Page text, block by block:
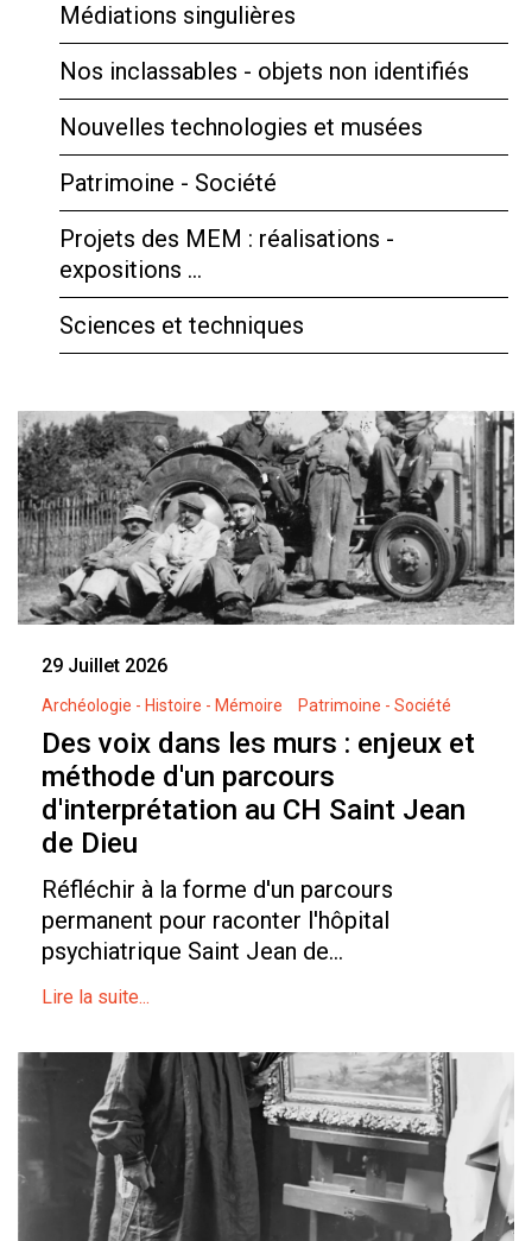
Médiations singulières
Nos inclassables - objets non identifiés
Nouvelles technologies et musées
Patrimoine - Société
Projets des MEM : réalisations -
expositions …
Sciences et techniques
29 Juillet 2026
Archéologie - Histoire - Mémoire Patrimoine - Société
Des voix dans les murs : enjeux et
méthode d'un parcours
d'interprétation au CH Saint Jean
de Dieu
Réfléchir à la forme d'un parcours
permanent pour raconter l'hôpital
psychiatrique Saint Jean de...
Lire la suite...